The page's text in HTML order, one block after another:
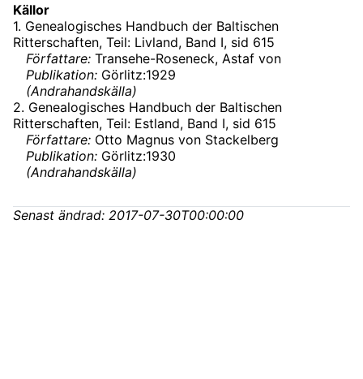
Källor
1. Genealogisches Handbuch der Baltischen
Ritterschaften, Teil: Livland, Band I, sid 615
Författare: Transehe-Roseneck, Astaf von
Publikation: Görlitz:1929
(Andrahandskälla)
2. Genealogisches Handbuch der Baltischen
Ritterschaften, Teil: Estland, Band I, sid 615
Författare: Otto Magnus von Stackelberg
Publikation: Görlitz:1930
(Andrahandskälla)
Senast ändrad: 2017-07-30T00:00:00